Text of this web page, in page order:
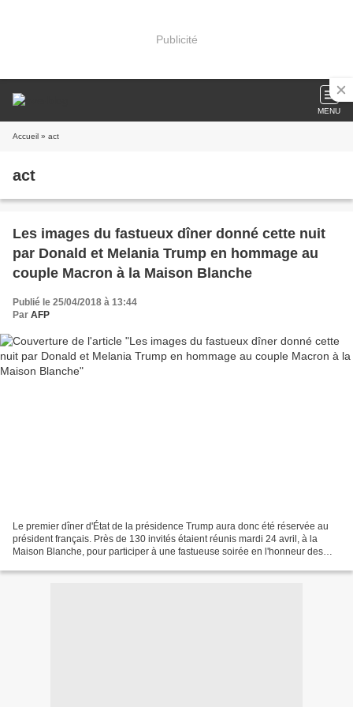
Publicité
MENU
Accueil » act
act
Les images du fastueux dîner donné cette nuit
par Donald et Melania Trump en hommage au
couple Macron à la Maison Blanche
Publié le 25/04/2018 à 13:44
Par AFP
Le premier dîner d'État de la présidence Trump aura donc été réservée au
président français. Près de 130 invités étaient réunis mardi 24 avril, à la
Maison Blanche, pour participer à une fastueuse soirée en l'honneur des